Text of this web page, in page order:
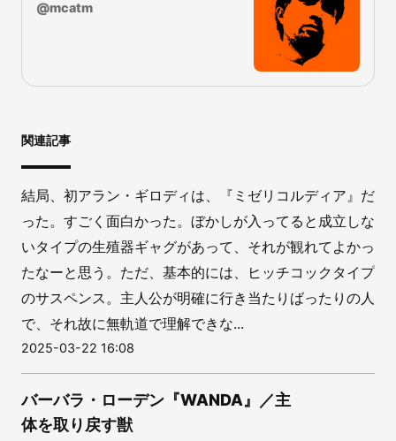
@mcatm
関連記事
結局、初アラン・ギロディは、『ミゼリコルディア』だ
った。すごく面白かった。ぼかしが入ってると成立しな
いタイプの生殖器ギャグがあって、それが観れてよかっ
たなーと思う。ただ、基本的には、ヒッチコックタイプ
のサスペンス。主人公が明確に行き当たりばったりの人
で、それ故に無軌道で理解できな...
2025-03-22 16:08
バーバラ・ローデン『WANDA』／主
体を取り戻す獣